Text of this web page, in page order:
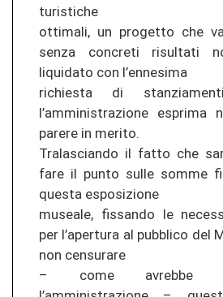
turistiche
ottimali, un progetto che
senza concreti risultati
liquidato con l’ennesima
richiesta di
l’amministrazione esprima
parere in merito.
Tralasciando il fatto che
fare il punto sulle somme
questa esposizione
museale, fissando le
per l’apertura al pubblico del
non censurare
– come avrebbe